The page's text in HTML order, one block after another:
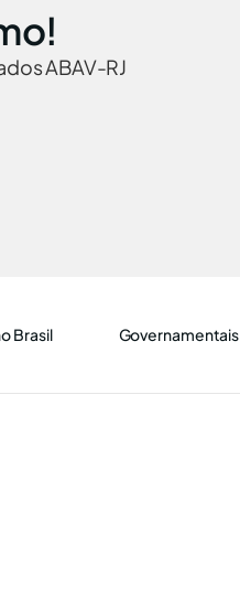
ABAV-RJ
Brasil Governamentais